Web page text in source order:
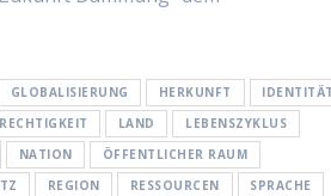
GLOBALISIERUNG HERKUNFT
IDENTITÄT
LAND
LEBENSZYKLUS
NATION
ÖFFENTLICHER RAUM
REGION RESSOURCEN
SPRACHE